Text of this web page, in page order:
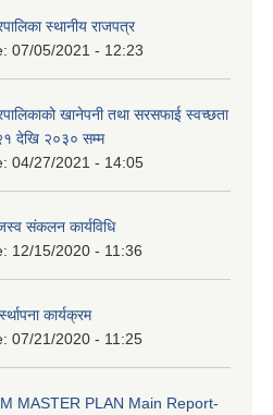
स्थानीय राजपत्र
07/05/2021 - 12:23
खानेपनी तथा सरसफाई स्वच्छता
देखि २०३० सम्म
04/27/2021 - 14:05
संकलन कार्यविधि
12/15/2020 - 11:36
कार्यक्रम
07/21/2020 - 11:25
MASTER PLAN Main Report-